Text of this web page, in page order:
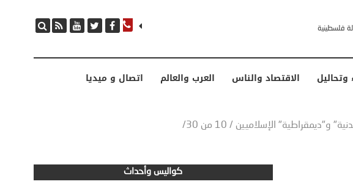
مصدر سعودي لـCNN: التطبيع مع إسرائيل مرهون بمسار لا رجعة فيه نحو إقامة دولة فلسطينية
وتحاليل الاقتصاد والناس العرب والعالم اتصال و ميديا
الإسلاميين / 10 من 30/
كواليس وأحداث